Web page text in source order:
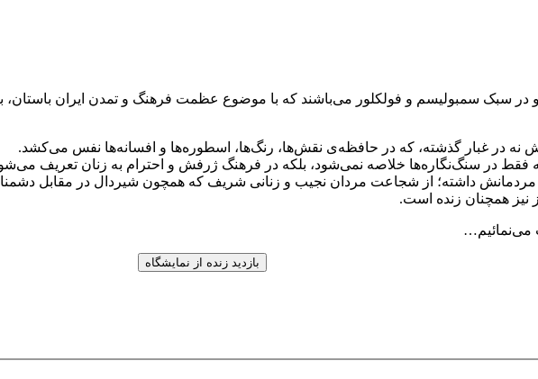
و در سبک سمبولیسم و فولکلور می‌باشند که با موضوع عظمت فرهنگ و تمدن ایران باستان، به
نه در غبار گذشته، که در حافظه‌ی نقش‌ها، رنگ‌ها، اسطوره‌ها و افسانه‌ها نفس می‌کشد.
فقط در سنگ‌نگاره‌ها خلاصه نمی‌شود، بلکه در فرهنگ ژرفش و احترام به زنان تعریف
داشته؛ از شجاعت مردان نجیب و زنانی شریف که همچون شیردال در مقابل
همچنان زنده است.
می‌نمائیم…
بازدید زنده از نمایشگاه